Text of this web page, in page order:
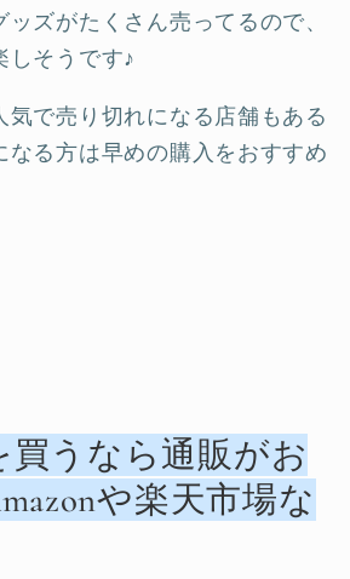
ズがたくさん売ってるので、
しそうです♪
気で売り切れになる店舗もある
なる方は早めの購入をおすすめ
買うなら通販がお
や楽天市場な